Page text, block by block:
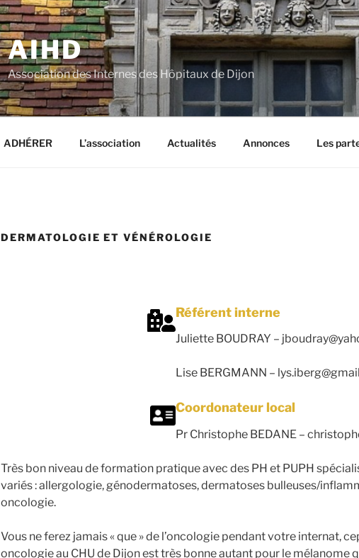
AIHD
Association des Internes des Hôpitaux de Dijon
ADHÉRER L’association Actualités Annonces Les
DERMATOLOGIE ET VÉNÉROLOGIE
Référent interne
Juliette BOUDRAY –
Lise BERGMANN –
Coordonateur local
Pr Christophe BEDANE –
Très bon niveau de formation pratique avec des PH et PUPH
variés : allergologie, génodermatoses, dermatoses bulleuses/
oncologie.
Vous ne ferez jamais « que » de l’oncologie pendant votre internat,
oncologie au CHU de Dijon est très bonne autant pour le mélanome